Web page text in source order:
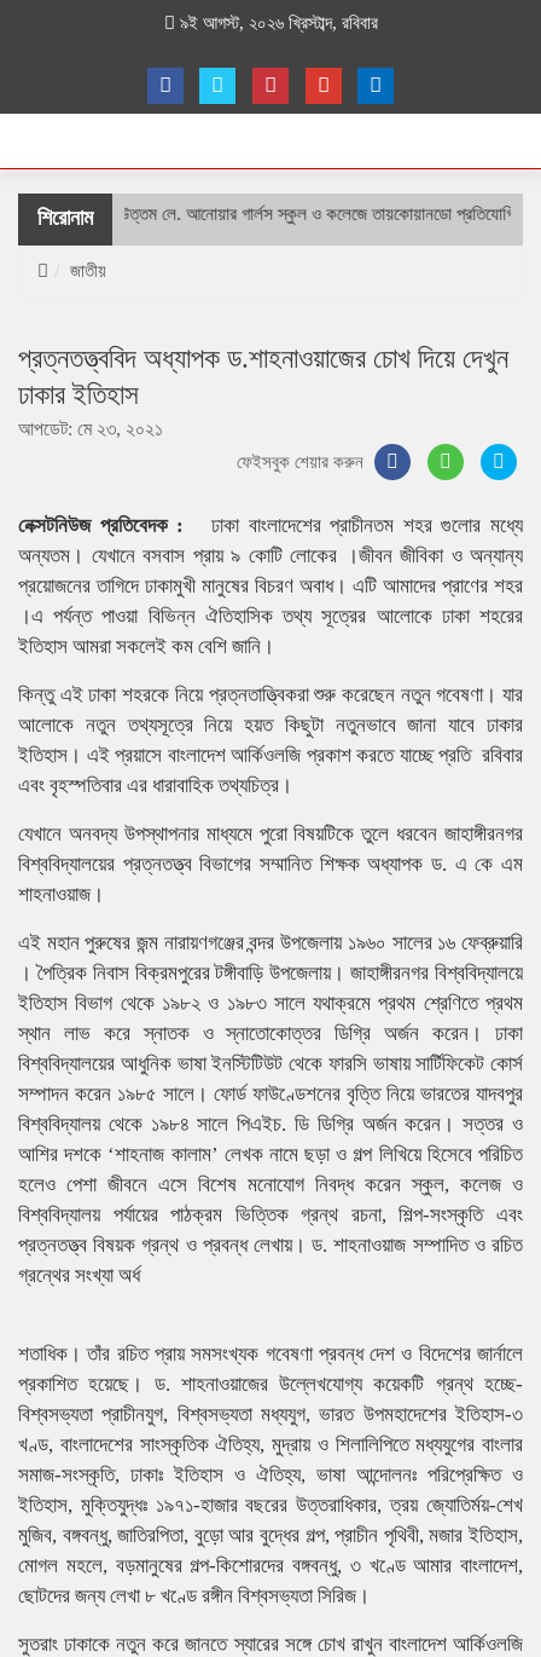
৯ই আগস্ট, ২০২৬ খ্রিস্টাব্দ, রবিবার
শিরোনাম
শহীদ বীর উত্তম লে. আনোয়ার গার্লস স্কুল ও কলেজে তায়কোয়ানডো প্রতিযোগিতা
জাতীয়
প্রত্নতত্ত্ববিদ অধ্যাপক ড.শাহনাওয়াজের চোখ দিয়ে দেখুন
ঢাকার ইতিহাস
আপডেট: মে ২৩, ২০২১
ফেইসবুক শেয়ার করুন
নেক্সটনিউজ প্রতিবেদক :
ঢাকা বাংলাদেশের প্রাচীনতম শহর গুলোর মধ্যে
অন্যতম। যেখানে বসবাস প্রায় ৯ কোটি লোকের ।জীবন জীবিকা ও অন্যান্য
প্রয়োজনের তাগিদে ঢাকামুখী মানুষের বিচরণ অবাধ। এটি আমাদের প্রাণের শহর
।এ পর্যন্ত পাওয়া বিভিন্ন ঐতিহাসিক তথ্য সূত্রের আলোকে ঢাকা শহরের
ইতিহাস আমরা সকলেই কম বেশি জানি।
কিন্তু এই ঢাকা শহরকে নিয়ে প্রত্নতাত্ত্বিকরা শুরু করেছেন নতুন গবেষণা। যার
আলোকে নতুন তথ্যসূত্রে নিয়ে হয়ত কিছুটা নতুনভাবে জানা যাবে ঢাকার
ইতিহাস। এই প্রয়াসে বাংলাদেশ আর্কিওলজি প্রকাশ করতে যাচ্ছে প্রতি রবিবার
এবং বৃহস্পতিবার এর ধারাবাহিক তথ্যচিত্র।
যেখানে অনবদ্য উপস্থাপনার মাধ্যমে পুরো বিষয়টিকে তুলে ধরবেন জাহাঙ্গীরনগর
বিশ্ববিদ্যালয়ের প্রত্নতত্ত্ব বিভাগের সম্মানিত শিক্ষক অধ্যাপক ড. এ কে এম
শাহনাওয়াজ।
এই মহান পুরুষের জন্ম নারায়ণগঞ্জের বন্দর উপজেলায় ১৯৬০ সালের ১৬ ফেব্রুয়ারি
। পৈত্রিক নিবাস বিক্রমপুরের টঙ্গীবাড়ি উপজেলায়। জাহাঙ্গীরনগর বিশ্ববিদ্যালয়ে
ইতিহাস বিভাগ থেকে ১৯৮২ ও ১৯৮৩ সালে যথাক্রমে প্রথম শ্রেণিতে প্রথম
স্থান লাভ করে স্নাতক ও স্নাতোকোত্তর ডিগ্রি অর্জন করেন। ঢাকা
বিশ্ববিদ্যালয়ের আধুনিক ভাষা ইনস্টিটিউট থেকে ফারসি ভাষায় সার্টিফিকেট কোর্স
সম্পাদন করেন ১৯৮৫ সালে। ফোর্ড ফাউণ্ডেশনের বৃত্তি নিয়ে ভারতের যাদবপুর
বিশ্ববিদ্যালয় থেকে ১৯৮৪ সালে পিএইচ. ডি ডিগ্রি অর্জন করেন। সত্তর ও
আশির দশকে ‘শাহনাজ কালাম’ লেখক নামে ছড়া ও গল্প লিখিয়ে হিসেবে পরিচিত
হলেও পেশা জীবনে এসে বিশেষ মনোযোগ নিবদ্ধ করেন স্কুল, কলেজ ও
বিশ্ববিদ্যালয় পর্যায়ের পাঠক্রম ভিত্তিক গ্রন্থ রচনা, শিল্প-সংস্কৃতি এবং
প্রত্নতত্ত্ব বিষয়ক গ্রন্থ ও প্রবন্ধ লেখায়। ড. শাহনাওয়াজ সম্পাদিত ও রচিত
গ্রন্থের সংখ্যা অর্ধ
শতাধিক। তাঁর রচিত প্রায় সমসংখ্যক গবেষণা প্রবন্ধ দেশ ও বিদেশের জার্নালে
প্রকাশিত হয়েছে। ড. শাহনাওয়াজের উল্লেখযোগ্য কয়েকটি গ্রন্থ হচ্ছে-
বিশ্বসভ্যতা প্রাচীনযুগ, বিশ্বসভ্যতা মধ্যযুগ, ভারত উপমহাদেশের ইতিহাস-৩
খণ্ড, বাংলাদেশের সাংস্কৃতিক ঐতিহ্য, মুদ্রায় ও শিলালিপিতে মধ্যযুগের বাংলার
সমাজ-সংস্কৃতি, ঢাকাঃ ইতিহাস ও ঐতিহ্য, ভাষা আন্দোলনঃ পরিপ্রেক্ষিত ও
ইতিহাস, মুক্তিযুদ্ধঃ ১৯৭১-হাজার বছরের উত্তরাধিকার, ত্রয় জ্যোতির্ময়-শেখ
মুজিব, বঙ্গবন্ধু, জাতিরপিতা, বুড়ো আর বুদ্ধের গল্প, প্রাচীন পৃথিবী, মজার ইতিহাস,
মোগল মহলে, বড়মানুষের গল্প-কিশোরদের বঙ্গবন্ধু, ৩ খণ্ডে আমার বাংলাদেশ,
ছোটদের জন্য লেখা ৮ খণ্ডে রঙ্গীন বিশ্বসভ্যতা সিরিজ।
সুতরাং ঢাকাকে নতুন করে জানতে স্যারের সঙ্গে চোখ রাখুন বাংলাদেশ আর্কিওলজি